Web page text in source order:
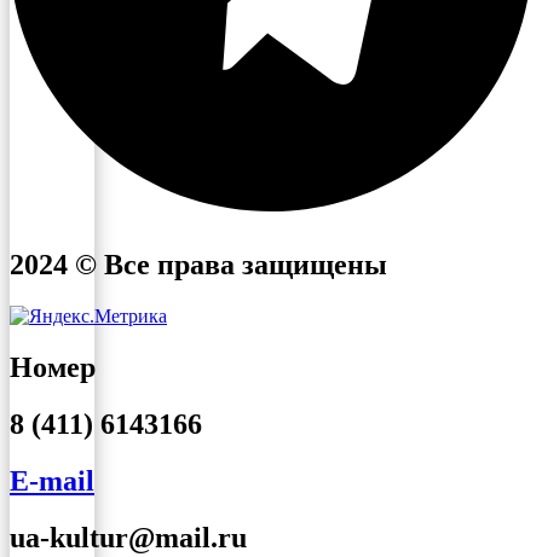
2024 © Все права защищены
Номер
8 (411) 6143166
E-mail
ua-kultur@mail.ru